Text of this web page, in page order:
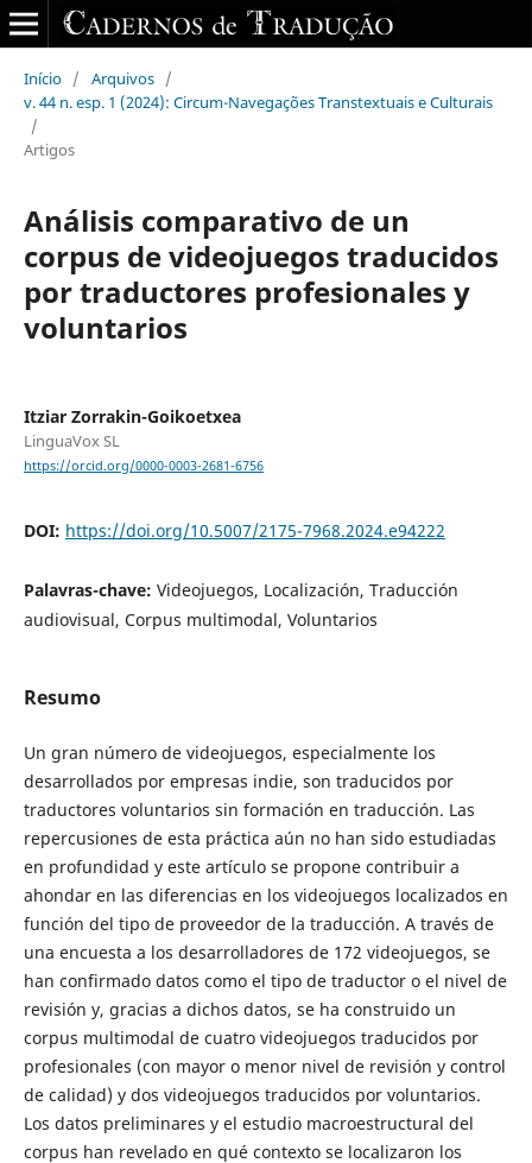
Início / Arquivos /
v. 44 n. esp. 1 (2024): Circum-Navegações Transtextuais e Culturais
/
Artigos
Análisis comparativo de un
corpus de videojuegos traducidos
por traductores profesionales y
voluntarios
Itziar Zorrakin-Goikoetxea
LinguaVox SL
https://orcid.org/0000-0003-2681-6756
DOI: https://doi.org/10.5007/2175-7968.2024.e94222
Palavras-chave: Videojuegos, Localización, Traducción
audiovisual, Corpus multimodal, Voluntarios
Resumo
Un gran número de videojuegos, especialmente los
desarrollados por empresas indie, son traducidos por
traductores voluntarios sin formación en traducción. Las
repercusiones de esta práctica aún no han sido estudiadas
en profundidad y este artículo se propone contribuir a
ahondar en las diferencias en los videojuegos localizados en
función del tipo de proveedor de la traducción. A través de
una encuesta a los desarrolladores de 172 videojuegos, se
han confirmado datos como el tipo de traductor o el nivel de
revisión y, gracias a dichos datos, se ha construido un
corpus multimodal de cuatro videojuegos traducidos por
profesionales (con mayor o menor nivel de revisión y control
de calidad) y dos videojuegos traducidos por voluntarios.
Los datos preliminares y el estudio macroestructural del
corpus han revelado en qué contexto se localizaron los